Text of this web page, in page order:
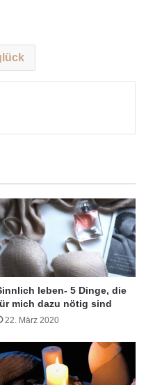
leben- 5 Dinge, die
mich dazu nötig sind
22. März 2020